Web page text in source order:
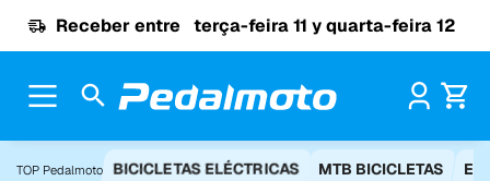
Receber entre terça-feira 11 y quarta-feira 12
TOP Pedalmoto BICICLETAS ELÉCTRICAS MTB BICICLETAS